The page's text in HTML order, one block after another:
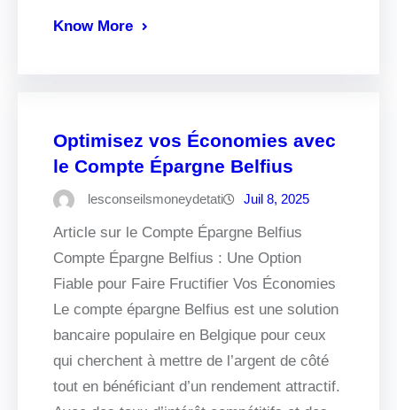
Know More
Optimisez vos Économies avec
le Compte Épargne Belfius
lesconseilsmoneydetati Juil 8, 2025
Article sur le Compte Épargne Belfius
Compte Épargne Belfius : Une Option
Fiable pour Faire Fructifier Vos Économies
Le compte épargne Belfius est une solution
bancaire populaire en Belgique pour ceux
qui cherchent à mettre de l’argent de côté
tout en bénéficiant d’un rendement attractif.